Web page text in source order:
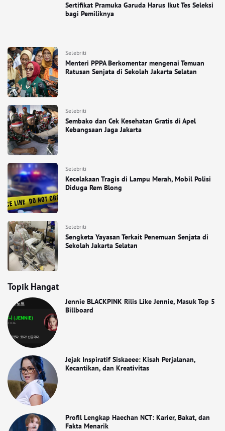
Sertifikat Pramuka Garuda Harus Ikut Tes Seleksi
bagi Pemiliknya
Selebriti
Menteri PPPA Berkomentar mengenai Temuan
Ratusan Senjata di Sekolah Jakarta Selatan
Selebriti
Sembako dan Cek Kesehatan Gratis di Apel
Kebangsaan Jaga Jakarta
Selebriti
Kecelakaan Tragis di Lampu Merah, Mobil Polisi
Diduga Rem Blong
Selebriti
Sengketa Yayasan Terkait Penemuan Senjata di
Sekolah Jakarta Selatan
Topik Hangat
Jennie BLACKPINK Rilis Like Jennie, Masuk Top 5
Billboard
Jejak Inspiratif Siskaeee: Kisah Perjalanan,
Kecantikan, dan Kreativitas
Profil Lengkap Haechan NCT: Karier, Bakat, dan
Fakta Menarik